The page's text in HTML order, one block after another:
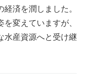
済を潤しました。
変えていますが、
水産資源へと受け継